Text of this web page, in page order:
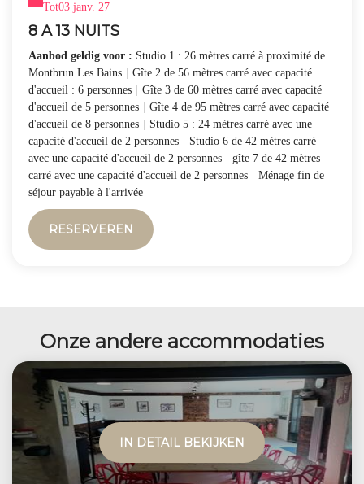
Tot03 janv. 27
8 A 13 NUITS
Aanbod geldig voor : Studio 1 : 26 mètres carré à proximité de
Montbrun Les Bains
Gîte 2 de 56 mètres carré avec capacité
d'accueil : 6 personnes
Gîte 3 de 60 mètres carré avec capacité
d'accueil de 5 personnes
Gîte 4 de 95 mètres carré avec capacité
d'accueil de 8 personnes
Studio 5 : 24 mètres carré avec une
capacité d'accueil de 2 personnes
Studio 6 de 42 mètres carré
avec une capacité d'accueil de 2 personnes
gîte 7 de 42 mètres
carré avec une capacité d'accueil de 2 personnes
Ménage fin de
séjour payable à l'arrivée
RESERVEREN
Onze andere accommodaties
IN DETAIL BEKIJKEN